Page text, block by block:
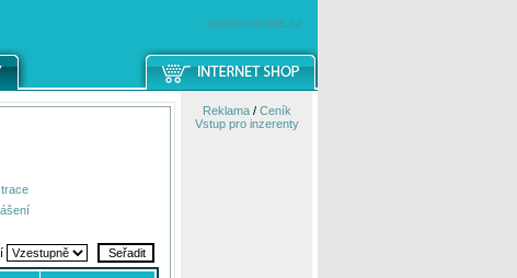
windowsmobile.cz
Reklama/ Ceník
Vstup pro inzerenty